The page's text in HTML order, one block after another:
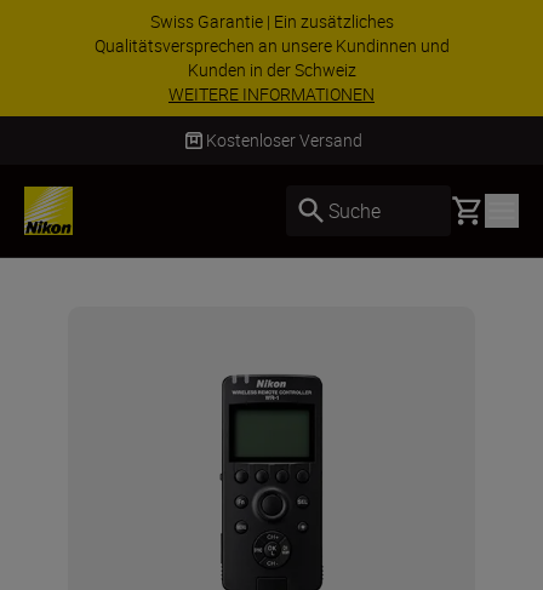
Garantie | Ein zusätzliches
an unsere Kundinnen und
INFORMATIONEN
Kostenloser Versand
Suche Basket